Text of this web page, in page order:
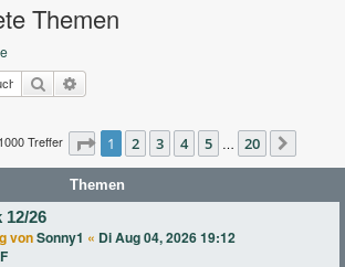
Themen
Suche
Treffer Seite1 von 20
1 2 3 4 5 … 20
Themen
12/26
vonSonny1 « Di Aug 04, 2026 19:12